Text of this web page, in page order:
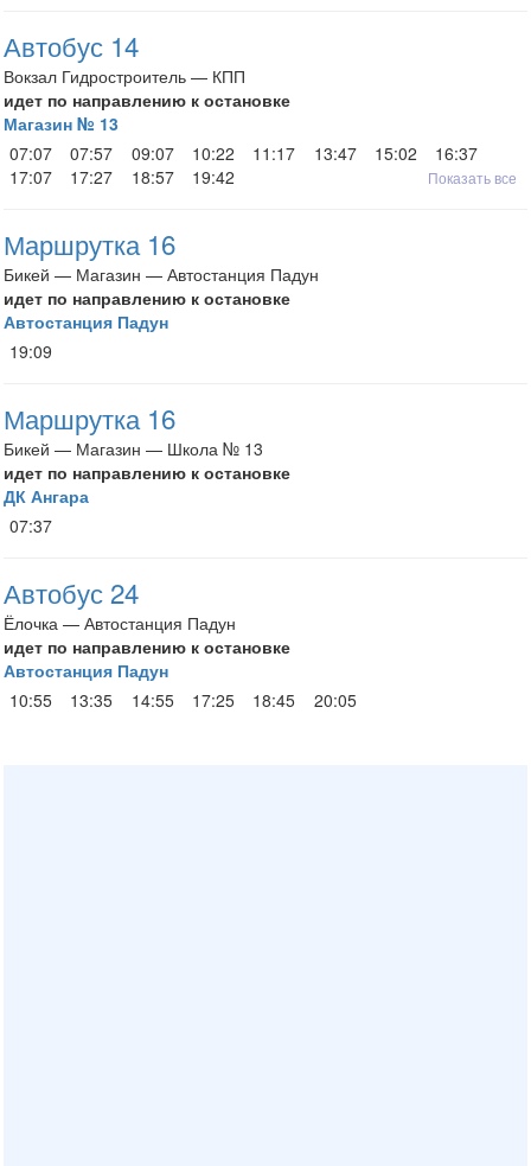
Автобус 14
Вокзал Гидростроитель — КПП
идет по направлению к остановке
Магазин № 13
07:07
07:57 09:07 10:22 11:17 13:47 15:02
16:37
17:07
17:27 18:57 19:42 Показать все
Маршрутка 16
Бикей — Магазин — Автостанция Падун
идет по направлению к остановке
Автостанция Падун
19:09
Маршрутка 16
Бикей — Магазин — Школа № 13
идет по направлению к остановке
ДК Ангара
07:37
Автобус 24
Ёлочка — Автостанция Падун
идет по направлению к остановке
Автостанция Падун
10:55
13:35 14:55 17:25 18:45 20:05